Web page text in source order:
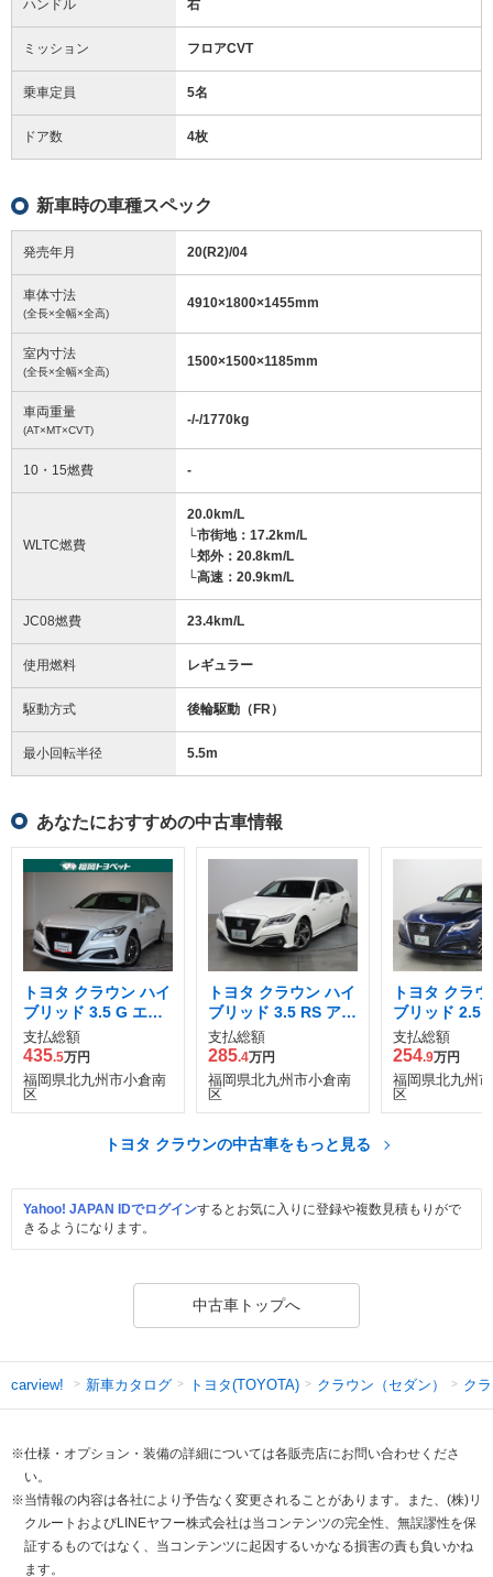
ハンドル 右
ミッション フロアCVT
乗車定員 5名
ドア数 4枚
新車時の車種スペック
発売年月 20(R2)/04
車体寸法
(全長×全幅×全高)
4910×1800×1455mm
室内寸法
(全長×全幅×全高)
1500×1500×1185mm
車両重量
(AT×MT×CVT)
-/-/1770kg
10・15燃費 -
WLTC燃費
20.0km/L
└市街地：17.2km/L
└郊外：20.8km/L
└高速：20.9km/L
JC08燃費 23.4km/L
使用燃料 レギュラー
駆動方式 後輪駆動（FR）
最小回転半径 5.5m
あなたにおすすめの中古車情報
トヨタ クラウン ハイ
ブリッド 3.5 G エグ
ゼクティブ
支払総額
435.5万円
福岡県北九州市小倉南
区
トヨタ クラウン ハイ
ブリッド 3.5 RS アド
バンス
支払総額
285.4万円
福岡県北九州市小倉南
区
トヨタ クラ
ブリッド 2.5
Cパッケージ
支払総額
254.9万円
福岡県北九州
区
トヨタ クラウンの中古車をもっと見る
Yahoo! JAPAN IDでログインするとお気に入りに登録や複数見積もりがで
きるようになります。
中古車トップへ
carview! 新車カタログ トヨタ(TOYOTA) クラウン（セダン） ク
※仕様・オプション・装備の詳細については各販売店にお問い合わせくださ
い。
※当情報の内容は各社により予告なく変更されることがあります。また、(株)リ
クルートおよびLINEヤフー株式会社は当コンテンツの完全性、無誤謬性を保
証するものではなく、当コンテンツに起因するいかなる損害の責も負いかね
ます。